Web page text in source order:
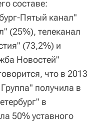
составе:
Пятый канал"
(25%), телеканал
(73,2%) и
Новостей"
что в 2013
получила в
в
50% уставного